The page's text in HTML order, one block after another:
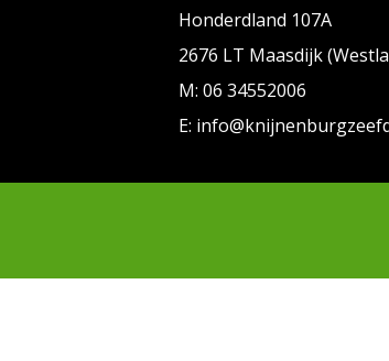
Honderdland 107A
2676 LT Maasdijk
M: 06 34552006
E: